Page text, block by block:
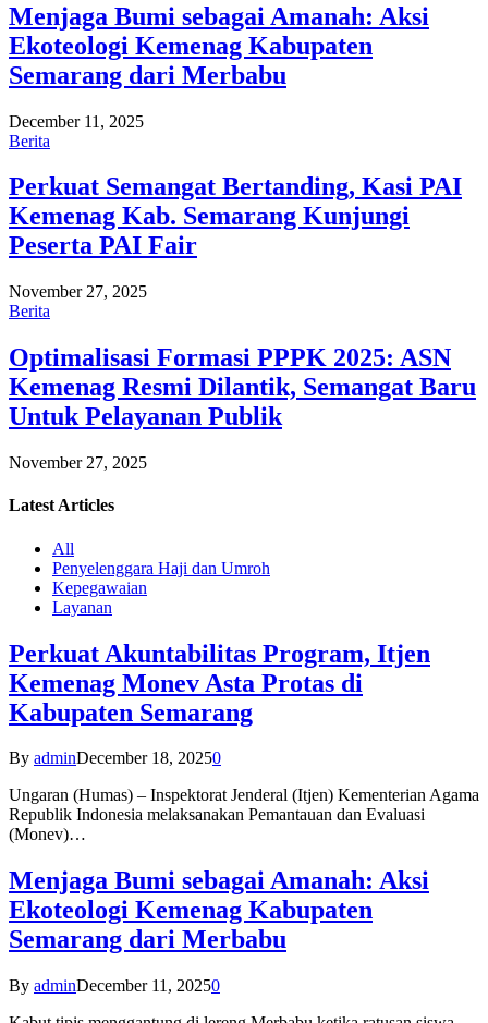
Menjaga Bumi sebagai Amanah: Aksi
Ekoteologi Kemenag Kabupaten
Semarang dari Merbabu
December 11, 2025
Berita
Perkuat Semangat Bertanding, Kasi PAI
Kemenag Kab. Semarang Kunjungi
Peserta PAI Fair
November 27, 2025
Berita
Optimalisasi Formasi PPPK 2025: ASN
Kemenag Resmi Dilantik, Semangat Baru
Untuk Pelayanan Publik
November 27, 2025
Latest Articles
All
Penyelenggara Haji dan Umroh
Kepegawaian
Layanan
Perkuat Akuntabilitas Program, Itjen
Kemenag Monev Asta Protas di
Kabupaten Semarang
By adminDecember 18, 20250
Ungaran (Humas) – Inspektorat Jenderal (Itjen) Kementerian Agama
Republik Indonesia melaksanakan Pemantauan dan Evaluasi
(Monev)…
Menjaga Bumi sebagai Amanah: Aksi
Ekoteologi Kemenag Kabupaten
Semarang dari Merbabu
By adminDecember 11, 20250